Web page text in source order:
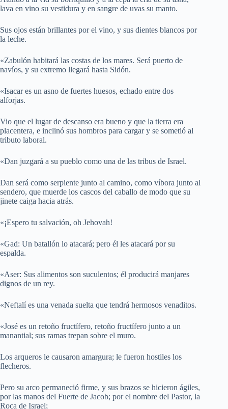
lava en vino su vestidura y en sangre de uvas su manto.
Sus ojos están brillantes por el vino, y sus dientes blancos por
la leche.
«Zabulón habitará las costas de los mares. Será puerto de
navíos, y su extremo llegará hasta Sidón.
«Isacar es un asno de fuertes huesos, echado entre dos
alforjas.
Vio que el lugar de descanso era bueno y que la tierra era
placentera, e inclinó sus hombros para cargar y se sometió al
tributo laboral.
«Dan juzgará a su pueblo como una de las tribus de Israel.
Dan será como serpiente junto al camino, como víbora junto al
sendero, que muerde los cascos del caballo de modo que su
jinete caiga hacia atrás.
«¡Espero tu salvación, oh Jehovah!
«Gad: Un batallón lo atacará; pero él les atacará por su
espalda.
«Aser: Sus alimentos son suculentos; él producirá manjares
dignos de un rey.
«Neftalí es una venada suelta que tendrá hermosos venaditos.
«José es un retoño fructífero, retoño fructífero junto a un
manantial; sus ramas trepan sobre el muro.
Los arqueros le causaron amargura; le fueron hostiles los
flecheros.
Pero su arco permaneció firme, y sus brazos se hicieron ágiles,
por las manos del Fuerte de Jacob; por el nombre del Pastor, la
Roca de Israel;